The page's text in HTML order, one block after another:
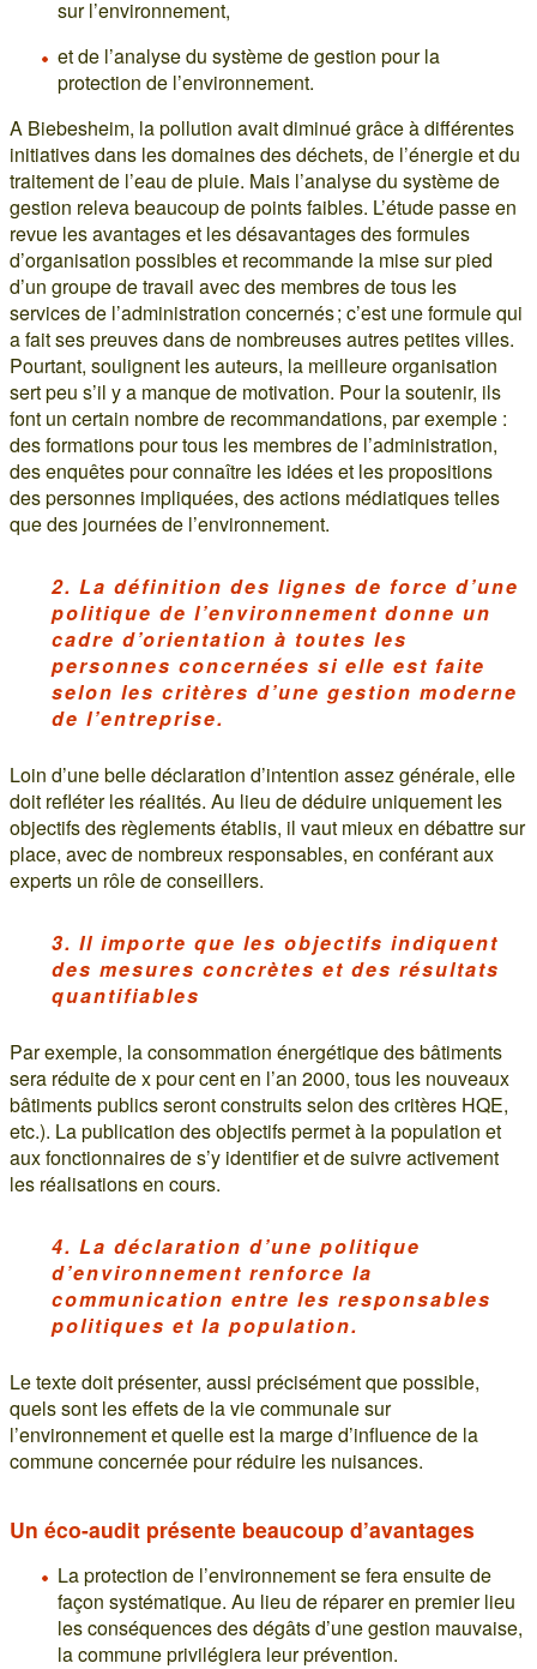
sur l’environnement,
et de l’analyse du système de gestion pour la
protection de l’environnement.
A Biebesheim, la pollution avait diminué grâce à différentes
initiatives dans les domaines des déchets, de l’énergie et du
traitement de l’eau de pluie. Mais l’analyse du système de
gestion releva beaucoup de points faibles. L’étude passe en
revue les avantages et les désavantages des formules
d’organisation possibles et recommande la mise sur pied
d’un groupe de travail avec des membres de tous les
services de l’administration concernés ; c’est une formule qui
a fait ses preuves dans de nombreuses autres petites villes.
Pourtant, soulignent les auteurs, la meilleure organisation
sert peu s’il y a manque de motivation. Pour la soutenir, ils
font un certain nombre de recommandations, par exemple :
des formations pour tous les membres de l’administration,
des enquêtes pour connaître les idées et les propositions
des personnes impliquées, des actions médiatiques telles
que des journées de l’environnement.
2. La définition des lignes de force d’une
politique de l’environnement donne un
cadre d’orientation à toutes les
personnes concernées si elle est faite
selon les critères d’une gestion moderne
de l’entreprise.
Loin d’une belle déclaration d’intention assez générale, elle
doit refléter les réalités. Au lieu de déduire uniquement les
objectifs des règlements établis, il vaut mieux en débattre sur
place, avec de nombreux responsables, en conférant aux
experts un rôle de conseillers.
3. Il importe que les objectifs indiquent
des mesures concrètes et des résultats
quantifiables
Par exemple, la consommation énergétique des bâtiments
sera réduite de x pour cent en l’an 2000, tous les nouveaux
bâtiments publics seront construits selon des critères HQE,
etc.). La publication des objectifs permet à la population et
aux fonctionnaires de s’y identifier et de suivre activement
les réalisations en cours.
4. La déclaration d’une politique
d’environnement renforce la
communication entre les responsables
politiques et la population.
Le texte doit présenter, aussi précisément que possible,
quels sont les effets de la vie communale sur
l’environnement et quelle est la marge d’influence de la
commune concernée pour réduire les nuisances.
Un éco-audit présente beaucoup d’avantages
La protection de l’environnement se fera ensuite de
façon systématique. Au lieu de réparer en premier lieu
les conséquences des dégâts d’une gestion mauvaise,
la commune privilégiera leur prévention.